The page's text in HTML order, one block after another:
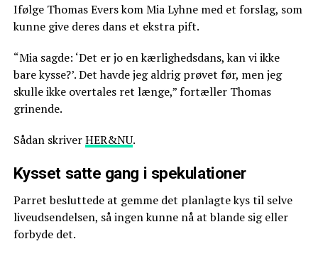
Ifølge Thomas Evers kom Mia Lyhne med et forslag, som
kunne give deres dans et ekstra pift.
“Mia sagde: ‘Det er jo en kærlighedsdans, kan vi ikke
bare kysse?’. Det havde jeg aldrig prøvet før, men jeg
skulle ikke overtales ret længe,” fortæller Thomas
grinende.
Sådan skriverHER&NU.
Kysset satte gang i spekulationer
Parret besluttede at gemme det planlagte kys til selve
liveudsendelsen, så ingen kunne nå at blande sig eller
forbyde det.